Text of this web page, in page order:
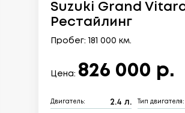
Suzuki Grand
Рестайлинг
Пробег: 181 000 км.
Цена: 826 000 р.
Двигатель: 2.4 л. Тип двигателя: